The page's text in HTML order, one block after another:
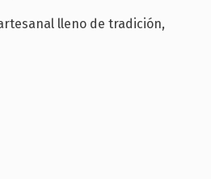
lleno de tradición,